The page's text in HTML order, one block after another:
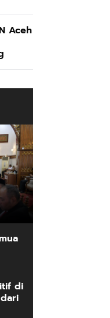
Aceh
di